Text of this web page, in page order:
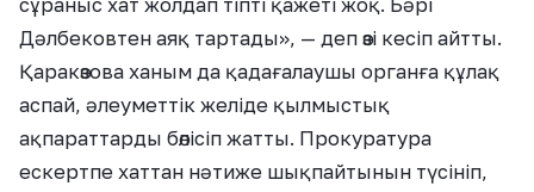
сұраныс хат жолдап тіпті қажеті жоқ. Бәрі
Дәлбековтен аяқ тартады», — деп өзі кесіп айтты.
Қаракөзова ханым да қадағалаушы органға құлақ
аспай, әлеуметтік желіде қылмыстық
ақпараттарды бөлісіп жатты. Прокуратура
ескертпе хаттан нәтиже шықпайтынын түсініп,